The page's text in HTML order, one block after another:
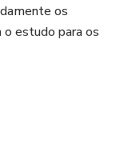
os
estudo para os
recorrência
eficiente para